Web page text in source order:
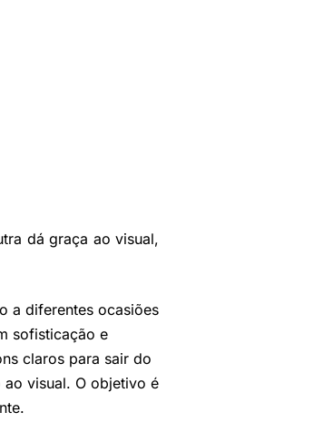
dá graça ao visual,
a diferentes ocasiões
sofisticação e
claros para sair do
visual. O objetivo é